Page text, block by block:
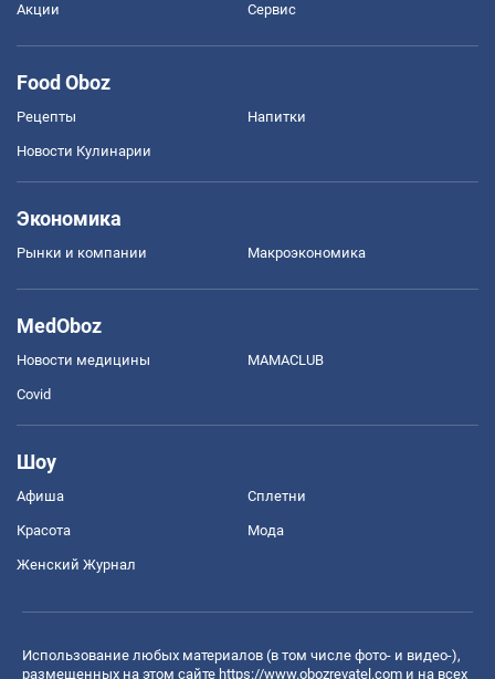
Акции Сервис
Food Oboz
Рецепты Напитки
Новости Кулинарии
Экономика
Рынки и компании Mакроэкономика
MedOboz
Новости медицины MAMACLUB
Covid
Шоу
Афиша Сплетни
Красота Мода
Женский Журнал
Использование любых материалов (в том числе фото- и видео-),
размещенных на этом сайте https://www.obozrevatel.com и на всех